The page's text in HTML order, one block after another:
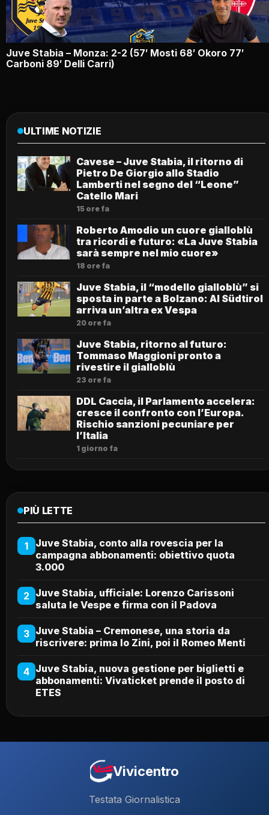
Juve Stabia – Monza: 2-2 (57′ Mosti 68′ Okoro 77′
Carboni 89′ Delli Carri)
ULTIME NOTIZIE
Cavese – Juve Stabia, il ritorno di
Pietro De Giorgio allo Stadio
Lamberti nel segno del “Leone”
Catello Mari
15 ore fa
Roberto Amodio un cuore gialloblù
tra ricordi e futuro: «La Juve Stabia
sarà sempre nel mio cuore»
18 ore fa
Juve Stabia, il “modello gialloblù” si
sposta in parte a Bolzano: Al Südtirol
arriva un’altra ex Vespa
20 ore fa
Juve Stabia, ritorno al futuro:
Tommaso Maggioni pronto a
rivestire il gialloblù
23 ore fa
DDL Caccia, il Parlamento accelera:
cresce il confronto con l’Europa.
Rischio sanzioni pecuniare per
l’Italia
1 giorno fa
PIÙ LETTE
1
Juve Stabia, conto alla rovescia per la
campagna abbonamenti: obiettivo quota
3.000
2 Juve Stabia, ufficiale: Lorenzo Carissoni
saluta le Vespe e firma con il Padova
3 Juve Stabia – Cremonese, una storia da
riscrivere: prima lo Zini, poi il Romeo Menti
4 Juve Stabia, nuova gestione per biglietti e
abbonamenti: Vivaticket prende il posto di
ETES
Vivicentro
Testata Giornalistica